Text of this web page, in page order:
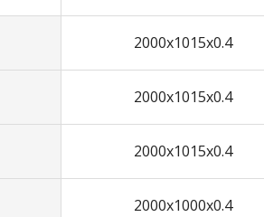
2000х1015х0.4
2000х1015х0.4
2000х1015х0.4
2000х1000х0.4